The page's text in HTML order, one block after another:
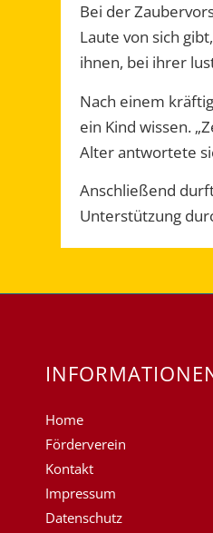
Bei der
Laute von sich
ihnen, bei ihrer
Nach einem
ein Kind wissen.
Alter antwortete
Anschließend
Unterstützung
Home
Förderverein
Kontakt
Impressum
Datenschutz